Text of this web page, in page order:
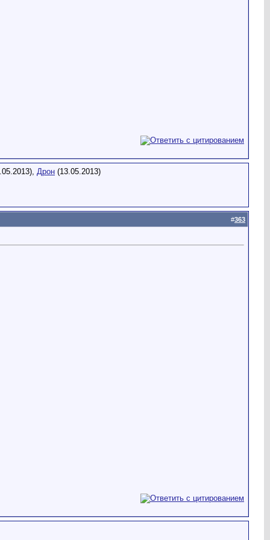
Дрон (13.05.2013)
#363